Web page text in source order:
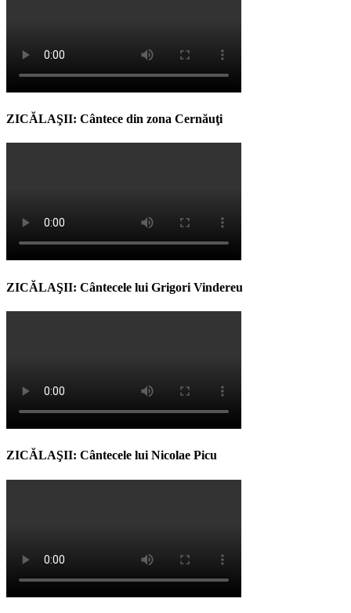
ZICĂLAŞII: Cântece din zona Cernăuţi
ZICĂLAŞII: Cântecele lui Grigori Vindereu
ZICĂLAŞII: Cântecele lui Nicolae Picu